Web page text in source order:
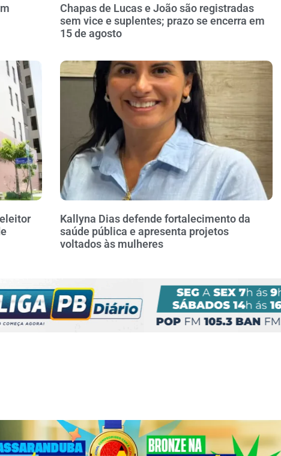
Chapas de Lucas e João são registradas
sem vice e suplentes; prazo se encerra em
15 de agosto
Kallyna Dias defende fortalecimento da
saúde pública e apresenta projetos
voltados às mulheres